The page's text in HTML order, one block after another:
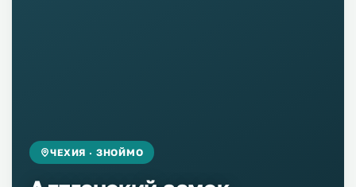
ЧЕХИЯ · ЗНОЙМО